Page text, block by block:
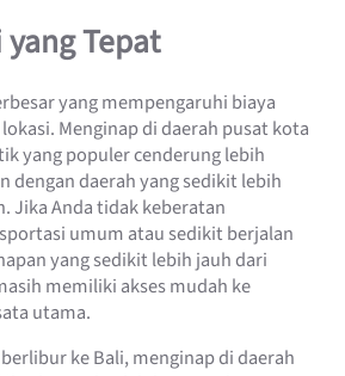
Tepat
yang mempengaruhi biaya
Menginap di daerah pusat kota
yang populer cenderung lebih
dengan daerah yang sedikit lebih
Jika Anda tidak keberatan
umum atau sedikit berjalan
yang sedikit lebih jauh dari
memiliki akses mudah ke
utama.
ke Bali, menginap di daerah